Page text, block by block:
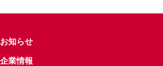
お知らせ
企業情報